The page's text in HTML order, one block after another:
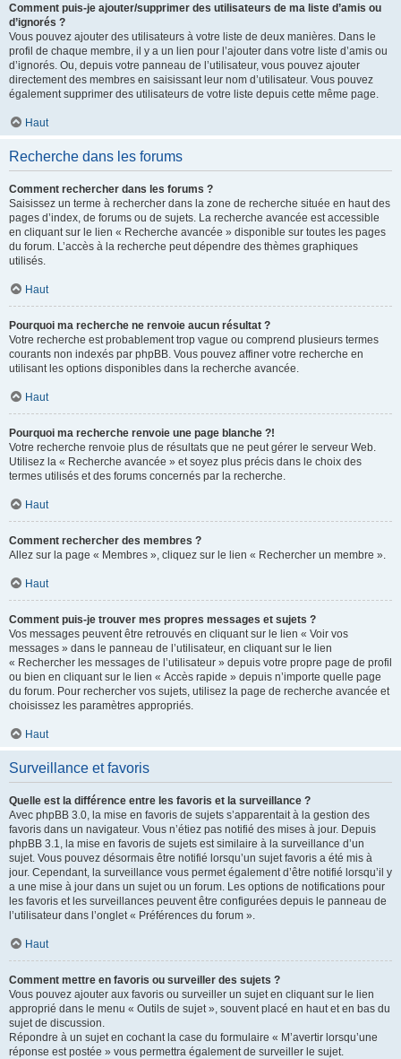
Comment puis-je ajouter/supprimer des utilisateurs de ma liste d’amis ou
d’ignorés ?
Vous pouvez ajouter des utilisateurs à votre liste de deux manières. Dans le
profil de chaque membre, il y a un lien pour l’ajouter dans votre liste d’amis ou
d’ignorés. Ou, depuis votre panneau de l’utilisateur, vous pouvez ajouter
directement des membres en saisissant leur nom d’utilisateur. Vous pouvez
également supprimer des utilisateurs de votre liste depuis cette même page.
Haut
Recherche dans les forums
Comment rechercher dans les forums ?
Saisissez un terme à rechercher dans la zone de recherche située en haut des
pages d’index, de forums ou de sujets. La recherche avancée est accessible
en cliquant sur le lien « Recherche avancée » disponible sur toutes les pages
du forum. L’accès à la recherche peut dépendre des thèmes graphiques
utilisés.
Haut
Pourquoi ma recherche ne renvoie aucun résultat ?
Votre recherche est probablement trop vague ou comprend plusieurs termes
courants non indexés par phpBB. Vous pouvez affiner votre recherche en
utilisant les options disponibles dans la recherche avancée.
Haut
Pourquoi ma recherche renvoie une page blanche ?!
Votre recherche renvoie plus de résultats que ne peut gérer le serveur Web.
Utilisez la « Recherche avancée » et soyez plus précis dans le choix des
termes utilisés et des forums concernés par la recherche.
Haut
Comment rechercher des membres ?
Allez sur la page « Membres », cliquez sur le lien « Rechercher un membre ».
Haut
Comment puis-je trouver mes propres messages et sujets ?
Vos messages peuvent être retrouvés en cliquant sur le lien « Voir vos
messages » dans le panneau de l’utilisateur, en cliquant sur le lien
« Rechercher les messages de l’utilisateur » depuis votre propre page de profil
ou bien en cliquant sur le lien « Accès rapide » depuis n’importe quelle page
du forum. Pour rechercher vos sujets, utilisez la page de recherche avancée et
choisissez les paramètres appropriés.
Haut
Surveillance et favoris
Quelle est la différence entre les favoris et la surveillance ?
Avec phpBB 3.0, la mise en favoris de sujets s’apparentait à la gestion des
favoris dans un navigateur. Vous n’étiez pas notifié des mises à jour. Depuis
phpBB 3.1, la mise en favoris de sujets est similaire à la surveillance d’un
sujet. Vous pouvez désormais être notifié lorsqu’un sujet favoris a été mis à
jour. Cependant, la surveillance vous permet également d’être notifié lorsqu’il y
a une mise à jour dans un sujet ou un forum. Les options de notifications pour
les favoris et les surveillances peuvent être configurées depuis le panneau de
l’utilisateur dans l’onglet « Préférences du forum ».
Haut
Comment mettre en favoris ou surveiller des sujets ?
Vous pouvez ajouter aux favoris ou surveiller un sujet en cliquant sur le lien
approprié dans le menu « Outils de sujet », souvent placé en haut et en bas du
sujet de discussion.
Répondre à un sujet en cochant la case du formulaire « M’avertir lorsqu’une
réponse est postée » vous permettra également de surveiller le sujet.